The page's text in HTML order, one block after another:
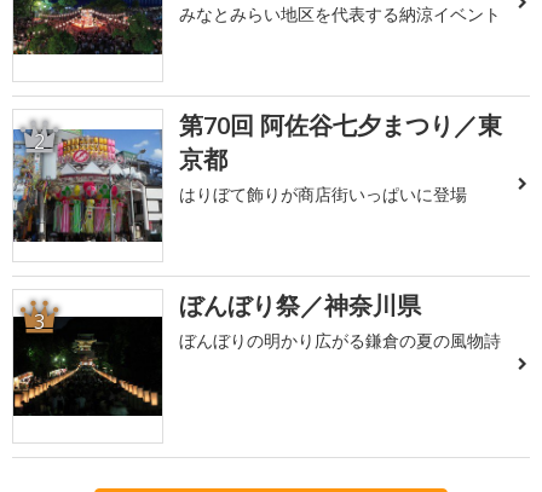
みなとみらい地区を代表する納涼イベント
2
第70回 阿佐谷七夕まつり／東
京都
はりぼて飾りが商店街いっぱいに登場
3 ぼんぼり祭／神奈川県
ぼんぼりの明かり広がる鎌倉の夏の風物詩